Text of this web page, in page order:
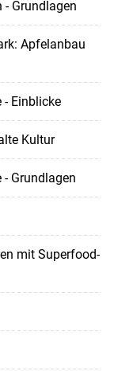
Grundlagen
Apfelanbau
Einblicke
Kultur
Grundlagen
mit Superfood-